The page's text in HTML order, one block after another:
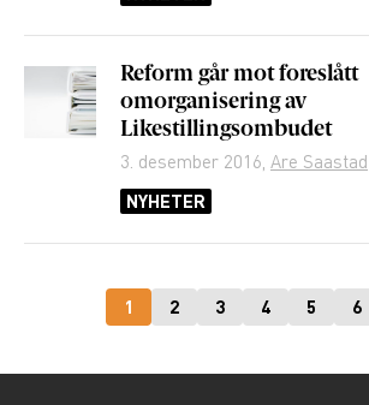
Reform går mot foreslått
omorganisering av
Likestillingsombudet
3. desember 2016, Are Saastad
NYHETER
1 2 3 4 5 6